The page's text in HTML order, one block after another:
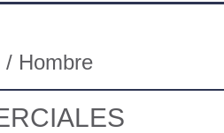
/ Hombre